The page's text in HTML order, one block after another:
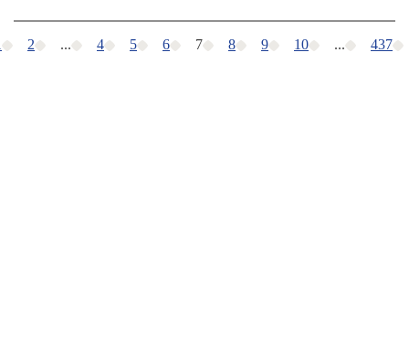
2 ... 4 5 6 7 8 9 10 ... 437